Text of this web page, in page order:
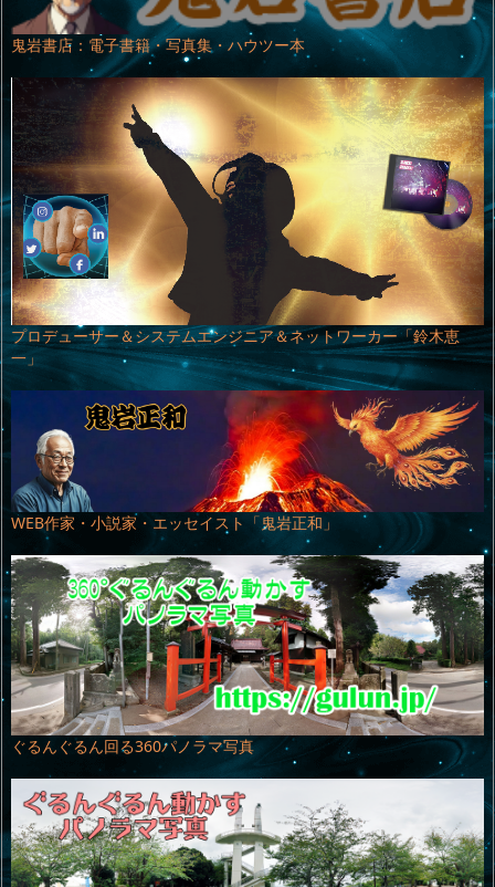
鬼岩書店：電子書籍・写真集・ハウツー本
プロデューサー＆システムエンジニア＆ネットワーカー「鈴木恵
一」
WEB作家・小説家・エッセイスト「鬼岩正和」
ぐるんぐるん回る360パノラマ写真